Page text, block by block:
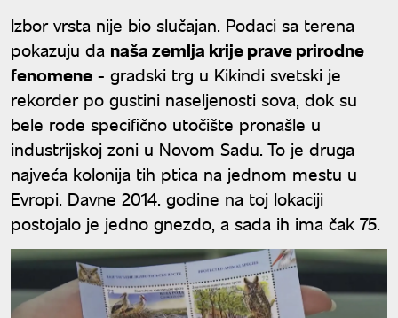
Izbor vrsta nije bio slučajan. Podaci sa terena
pokazuju da naša zemlja krije prave prirodne
fenomene - gradski trg u Kikindi svetski je
rekorder po gustini naseljenosti sova, dok su
bele rode specifično utočište pronašle u
industrijskoj zoni u Novom Sadu. To je druga
najveća kolonija tih ptica na jednom mestu u
Evropi. Davne 2014. godine na toj lokaciji
postojalo je jedno gnezdo, a sada ih ima čak 75.